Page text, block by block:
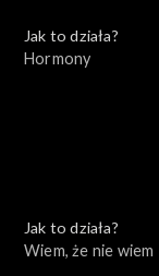
Jak to działa?
Hormony
Jak to działa?
Wiem, że nie wiem